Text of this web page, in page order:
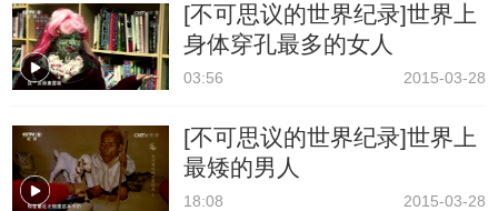
[不可思议的世界纪录]世界上
身体穿孔最多的女人
03:56 2015-03-28
[不可思议的世界纪录]世界上
最矮的男人
18:08 2015-03-28